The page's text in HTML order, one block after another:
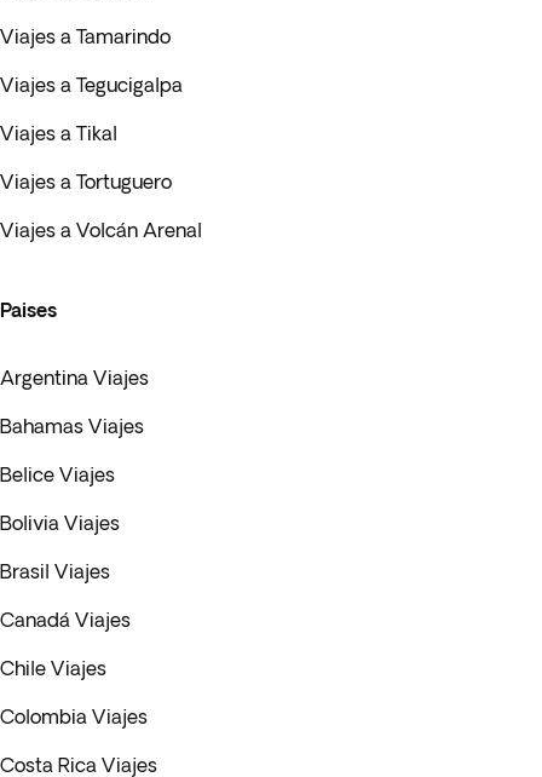
Viajes a Tamarindo
Viajes a Tegucigalpa
Viajes a Tikal
Viajes a Tortuguero
Viajes a Volcán Arenal
Paises
Argentina Viajes
Bahamas Viajes
Belice Viajes
Bolivia Viajes
Brasil Viajes
Canadá Viajes
Chile Viajes
Colombia Viajes
Costa Rica Viajes